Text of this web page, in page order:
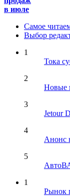
в июле
Самое
Выбор
1
Тока
2
Новые
3
Jetour
4
Анонс
5
1
Рынок